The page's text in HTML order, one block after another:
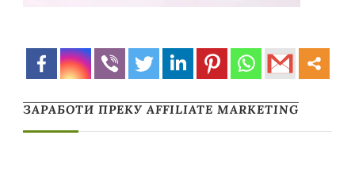
ЗАРАБОТИ ПРЕКУ AFFILIATE MARKETING